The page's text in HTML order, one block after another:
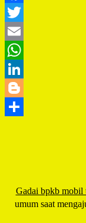
Gadai bpkb mobil
umum saat